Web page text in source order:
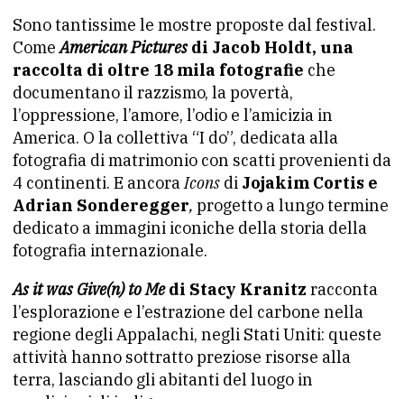
Sono tantissime le mostre proposte dal festival.
ComeAmerican Picturesdi Jacob Holdt, una
raccolta di oltre 18 mila fotografie che
documentano il razzismo, la povertà,
l’oppressione, l’amore, l’odio e l’amicizia in
America. O la collettiva “I do”, dedicata alla
fotografia di matrimonio con scattiprovenienti da
4 continenti. E ancoraIcons di Jojakim Cortis e
Adrian Sonderegger, progetto a lungo termine
dedicato a immagini iconiche della storia della
fotografia internazionale.
As it was Give(n) to Medi Stacy Kranitz racconta
l’esplorazione e l’estrazione del carbone nella
regione degli Appalachi, negli Stati Uniti: queste
attività hanno sottratto preziose risorse alla
terra, lasciando gli abitanti del luogo in